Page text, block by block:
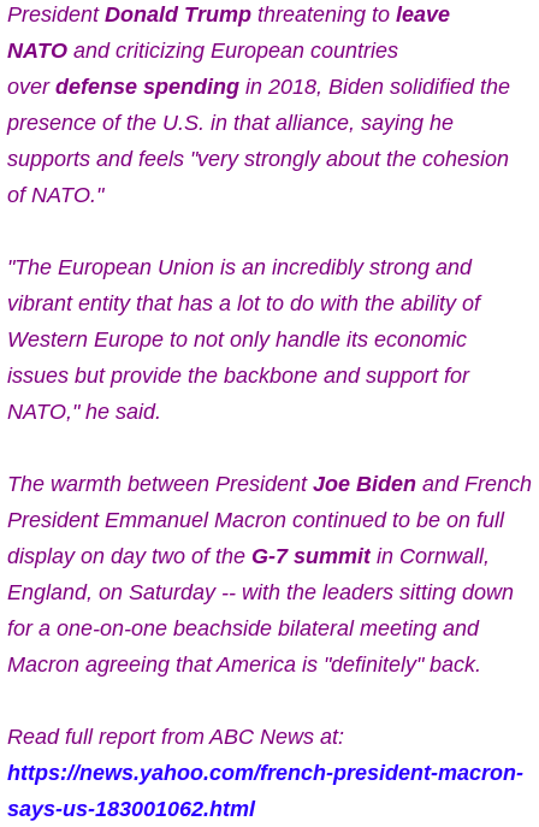
President Donald Trump threatening to leave
NATO and criticizing European countries
over defense spending in 2018, Biden solidified the
presence of the U.S. in that alliance, saying he
supports and feels "very strongly about the cohesion
of NATO."
"The European Union is an incredibly strong and
vibrant entity that has a lot to do with the ability of
Western Europe to not only handle its economic
issues but provide the backbone and support for
NATO," he said.
The warmth between President Joe Biden and French
President Emmanuel Macron continued to be on full
display on day two of the G-7 summit in Cornwall,
England, on Saturday -- with the leaders sitting down
for a one-on-one beachside bilateral meeting and
Macron agreeing that America is "definitely" back.
Read full report from ABC News at:
https://news.yahoo.com/french-president-macron-
says-us-183001062.html